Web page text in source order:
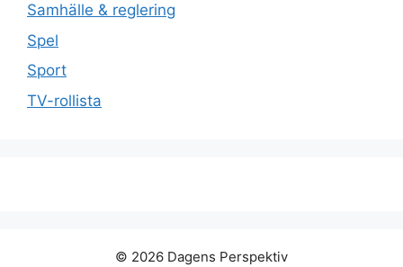
Samhälle & reglering
Spel
Sport
TV-rollista
© 2026 Dagens Perspektiv